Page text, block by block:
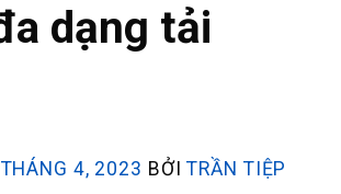
dạng tải
4, 2023 BỞITRẦN TIỆP